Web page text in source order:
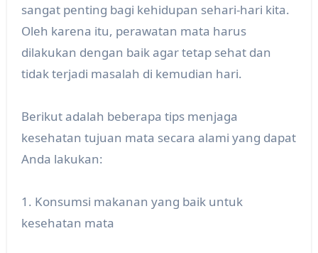
sangat penting bagi kehidupan sehari-hari kita.
Oleh karena itu, perawatan mata harus
dilakukan dengan baik agar tetap sehat dan
tidak terjadi masalah di kemudian hari.
Berikut adalah beberapa tips menjaga
kesehatan tujuan mata secara alami yang dapat
Anda lakukan:
1. Konsumsi makanan yang baik untuk
kesehatan mata